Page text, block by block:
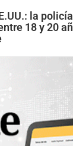
la
18 y 20